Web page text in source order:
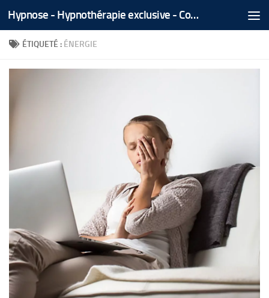
Skip to content Hypnose - Hypnothérapie exclusive - Coaching Médical Spécialisé - Tél/Whatsapp +212 666 535 866
ÉTIQUETÉ : ÉNERGIE